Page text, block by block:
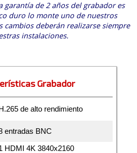
garantía de 2 años del grabador es
duro lo monte uno de nuestros
deberán realizarse siempre
instalaciones.
Grabador
de alto rendimiento
entradas BNC
HDMI 4K 3840x2160